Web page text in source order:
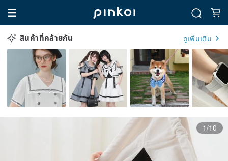
สินค้าที่คล้ายกัน ดูเพิ่มเติม
1/10